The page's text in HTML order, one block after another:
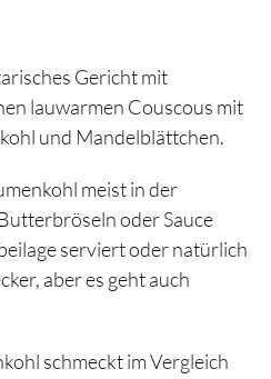
Gericht mit
lauwarmen Couscous mit
und Mandelblättchen.
meist in der
oder Sauce
serviert oder natürlich
aber es geht auch
schmeckt im Vergleich